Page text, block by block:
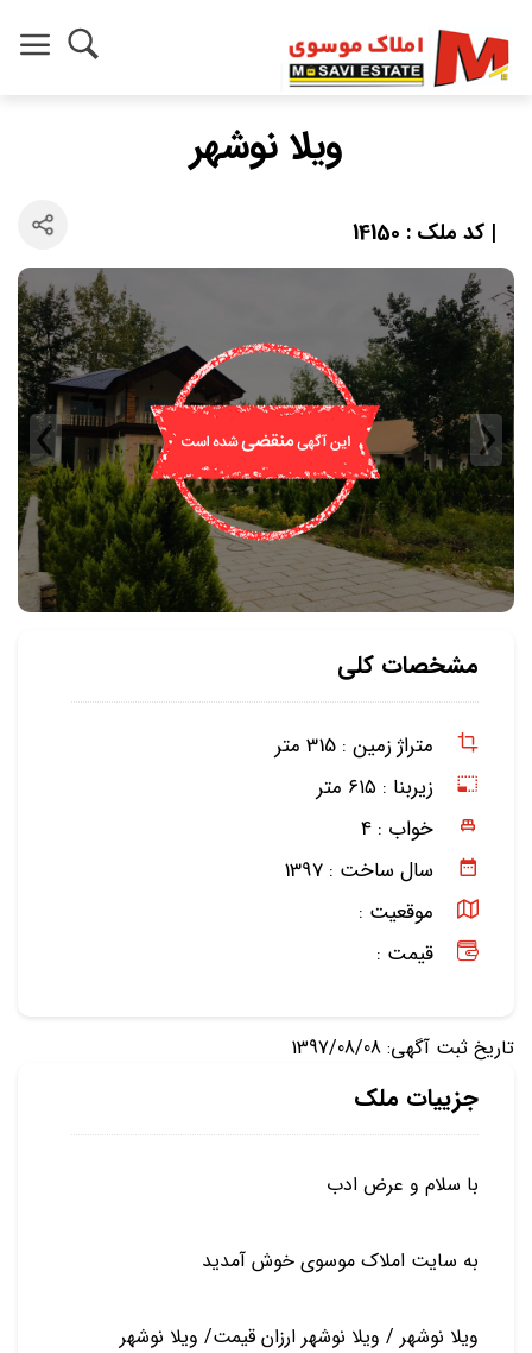
ویلا نوشهر
| کد ملک : 14150
مشخصات کلی
متراژ زمین : 315 متر
زیربنا : ۶۱۵ متر
خواب : 4
سال ساخت : 1397
موقعیت :
قیمت :
تاریخ ثبت آگهی: 1397/08/08
جزییات ملک
با سلام و عرض ادب
به سایت املاک موسوی خوش آمدید
ویلا نوشهر / ویلا نوشهر ارزان قیمت/ ویلا نوشهر